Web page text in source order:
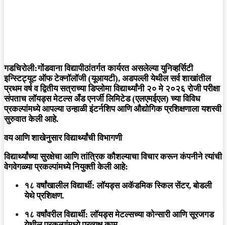
गडचिरोली:गोंडवाना विद्यापीठांतर्गत कार्यरत असलेल्या युनिव्हर्सिटी
इन्स्टिट्यूट ऑफ टेक्नॉलॉजी (यूआयटी), अडपल्ली येथील सर्व शाखांतील
प्रथम वर्ष व द्वितीय सत्राच्या डिप्लोमा विद्यार्थ्यांनी २० मे २०२६ रोजी परीक्षा
संपताच लॉयड्स मेटल्स अँड एनर्जी लिमिटेड (एलएमईएल) च्या विविध
प्रकल्पांमध्ये आपल्या उन्हाळी इंटर्नशिप आणि औद्योगिक प्रशिक्षणाला यशस्वी
सुरुवात केली आहे.
वय आणि शाखेनुसार विद्यार्थ्यांची विभागणी
विद्यार्थ्यांच्या सुरक्षेचा आणि तांत्रिक कौशल्याचा विचार करून कंपनीने त्यांची
वेगवेगळ्या प्रकल्पांमध्ये नियुक्ती केली आहे:
१८ वर्षांखालील विद्यार्थी: लॉयड्स अकॅडमिक स्किल सेंटर, बोडली
येथे प्रशिक्षण.
१८ वर्षांवरील विद्यार्थी: लॉयड्स मेटल्सच्या कोन्सारी आणि सूरजगड